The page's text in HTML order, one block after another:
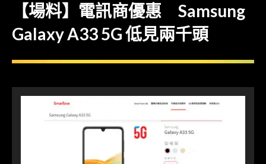
【場料】電訊商優惠 Samsung
Galaxy A33 5G 低見兩千頭